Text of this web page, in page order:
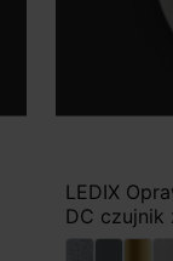
LEDIX
DC czujnik